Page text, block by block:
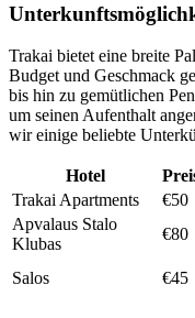
Trakai bietet eine breite
Budget und Geschmack
bis hin zu gemütlichen
um seinen Aufenthalt
wir einige beliebte
Hotel
Trakai Apartments
€50
Apvalaus Stalo
Klubas
€80
Salos €45